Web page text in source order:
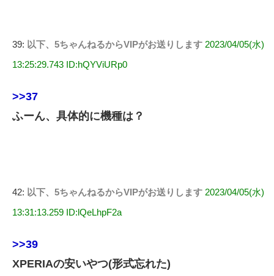
39: 以下、5ちゃんねるからVIPがお送りします 2023/04/05(水)
13:25:29.743 ID:hQYViURp0
>>37
ふーん、具体的に機種は？
42: 以下、5ちゃんねるからVIPがお送りします 2023/04/05(水)
13:31:13.259 ID:lQeLhpF2a
>>39
XPERIAの安いやつ(形式忘れた)